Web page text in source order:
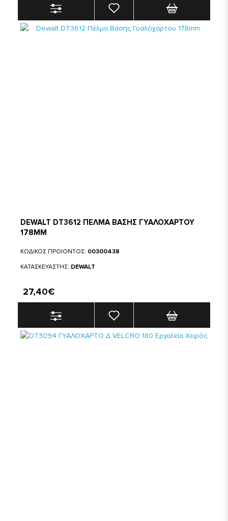
DEWALT DT3612 ΠΕΛΜΑ ΒΑΣΗΣ ΓΥΑΛΟΧΑΡΤΟΥ
178MM
ΚΩΔΙΚΟΣ ΠΡΟΙΟΝΤΟΣ: 00300438
ΚΑΤΑΣΚΕΥΑΣΤΗΣ: DEWALT
27,40€